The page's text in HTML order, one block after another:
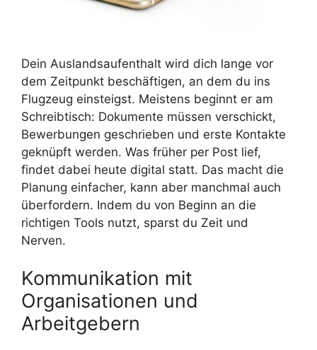
Dein Auslandsaufenthalt wird dich lange vor
dem Zeitpunkt beschäftigen, an dem du ins
Flugzeug einsteigst. Meistens beginnt er am
Schreibtisch: Dokumente müssen verschickt,
Bewerbungen geschrieben und erste Kontakte
geknüpft werden. Was früher per Post lief,
findet dabei heute digital statt. Das macht die
Planung einfacher, kann aber manchmal auch
überfordern. Indem du von Beginn an die
richtigen Tools nutzt, sparst du Zeit und
Nerven.
Kommunikation mit
Organisationen und
Arbeitgebern